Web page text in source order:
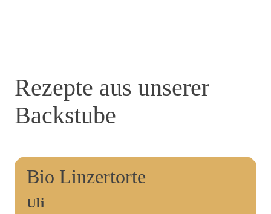
Rezepte aus unserer
Backstube
Bio Linzertorte
Uli